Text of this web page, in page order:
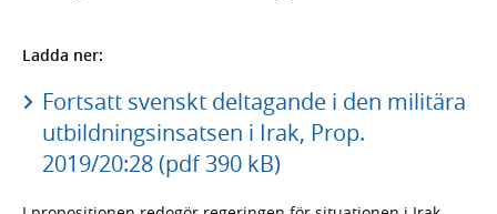
Ladda ner:
Fortsatt svenskt deltagande i den militära
utbildningsinsatsen i Irak, Prop.
2019/20:28 (pdf 390 kB)